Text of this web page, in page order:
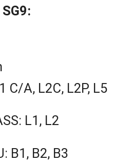
nghệ đo đạc.
năng bù
SG9 mang
nhất của các
Trắc Địa
C/A, L2C, L2P, L5
L1, L2
B1, B2, B3